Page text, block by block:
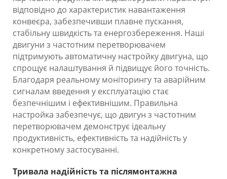
відповідно до характеристик навантаження
конвеєра, забезпечивши плавне пускання,
стабільну швидкість та енергозбереження. Наші
двигуни з частотним перетворювачем
підтримують автоматичну настройку двигуна, що
спрощує налаштування й підвищує його точність.
Благодаря реальному моніторингу та аварійним
сигналам введення у експлуатацію стає
безпечнішим і ефективнішим. Правильна
настройка забезпечує, що двигун з частотним
перетворювачем демонструє ідеальну
продуктивність, ефективність та надійність у
конкретному застосуванні.
Тривала надійність та післямонтажна